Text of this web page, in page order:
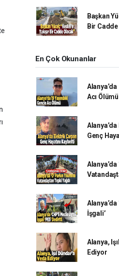
Başkan
Bir
En Çok Okunanlar
Acı Ölümü
Genç
Alanya’da
İşgali’
Alanya,
Ediyor